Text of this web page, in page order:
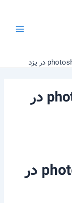
آموزش حرفه ای photoshop در
آموزش حرفه ای photoshop در